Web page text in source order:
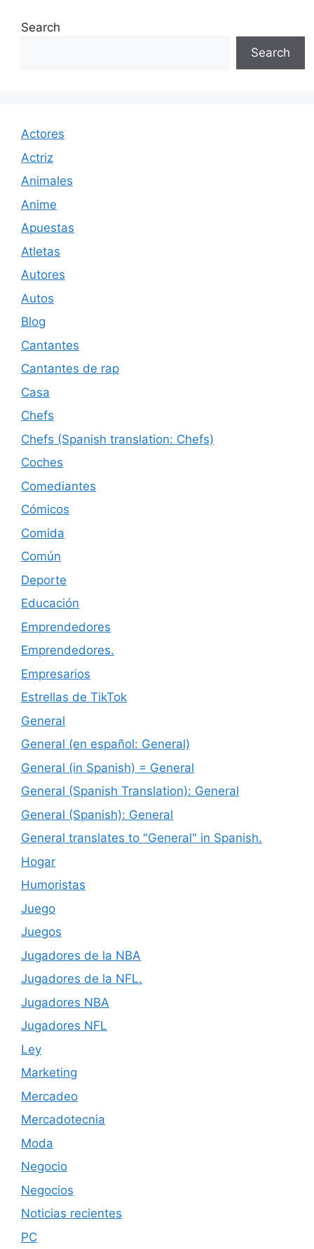
Search
Search
Actores
Actriz
Animales
Anime
Apuestas
Atletas
Autores
Autos
Blog
Cantantes
Cantantes de rap
Casa
Chefs
Chefs (Spanish translation: Chefs)
Coches
Comediantes
Cómicos
Comida
Común
Deporte
Educación
Emprendedores
Emprendedores.
Empresarios
Estrellas de TikTok
General
General (en español: General)
General (in Spanish) = General
General (Spanish Translation): General
General (Spanish): General
General translates to "General" in Spanish.
Hogar
Humoristas
Juego
Juegos
Jugadores de la NBA
Jugadores de la NFL.
Jugadores NBA
Jugadores NFL
Ley
Marketing
Mercadeo
Mercadotecnia
Moda
Negocio
Negocios
Noticias recientes
PC